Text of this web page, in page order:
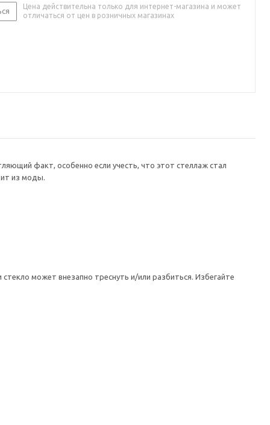
Цена действительна только для интернет-магазина и может
отличаться от цен в розничных магазинах
факт, особенно если учесть, что этот стеллаж стал
из моды.
может внезапно треснуть и/или разбиться. Избегайте